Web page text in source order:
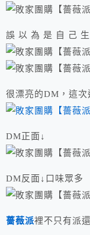
誤以為是自己
很漂亮的DM，這
DM正面↓
DM反面↓口味眾多
薔薇派裡不只有派